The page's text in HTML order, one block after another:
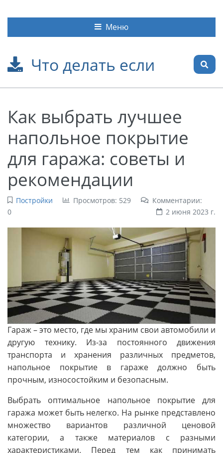
Что делать если
Меню
Как выбрать лучшее
напольное покрытие
для гаража: советы и
рекомендации
Постройки Просмотров: 529
Комментарии:
0
2 июня 2023 г.
Гараж – это место, где мы храним свои автомобили и
другую технику. Из-за постоянного движения
транспорта и хранения различных предметов,
напольное покрытие в гараже должно быть
прочным, износостойким и безопасным.
Выбрать оптимальное напольное покрытие для
гаража может быть нелегко. На рынке представлено
множество вариантов различной ценовой
категории, а также материалов с разными
характеристиками. Перед тем как принимать